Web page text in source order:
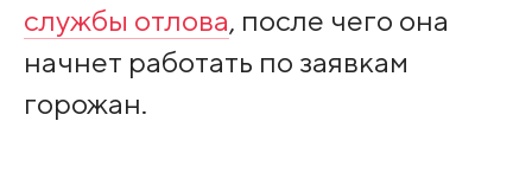
службы отлова, после чего она
начнет работать по заявкам
горожан.